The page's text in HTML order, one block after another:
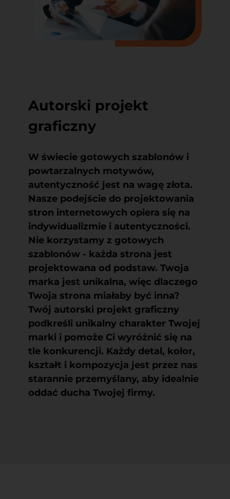
Autorski projekt
graficzny
W świecie gotowych szablonów i
powtarzalnych motywów,
autentyczność jest na wagę złota.
Nasze podejście do projektowania
stron internetowych opiera się na
indywidualizmie i autentyczności.
Nie korzystamy z gotowych
szablonów - każda strona jest
projektowana od podstaw. Twoja
marka jest unikalna, więc dlaczego
Twoja strona miałaby być inna?
Twój autorski projekt graficzny
podkreśli unikalny charakter Twojej
marki i pomoże Ci wyróżnić się na
tle konkurencji. Każdy detal, kolor,
kształt i kompozycja jest przez nas
starannie przemyślany, aby idealnie
oddać ducha Twojej firmy.